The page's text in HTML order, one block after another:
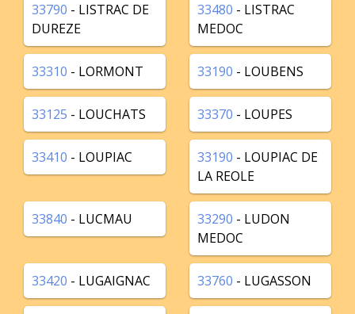
33790 - LISTRAC DE
DUREZE
33480 - LISTRAC
MEDOC
33310 - LORMONT 33190 - LOUBENS
33125 - LOUCHATS 33370 - LOUPES
33410 - LOUPIAC 33190 - LOUPIAC DE
LA REOLE
33840 - LUCMAU 33290 - LUDON
MEDOC
33420 - LUGAIGNAC 33760 - LUGASSON